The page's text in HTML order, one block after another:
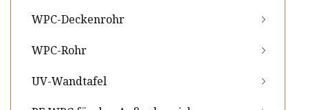
WPC-Deckenrohr
WPC-Rohr
UV-Wandtafel